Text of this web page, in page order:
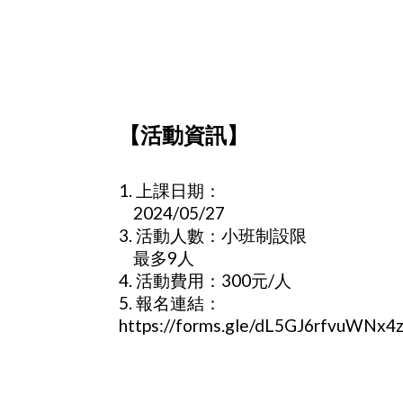
【活動資訊】
1. 上課日期：
2024/05/27
3. 活動人數：小班制設限
最多9人
4. 活動費用：300元/人
5. 報名連結：
https://forms.gle/